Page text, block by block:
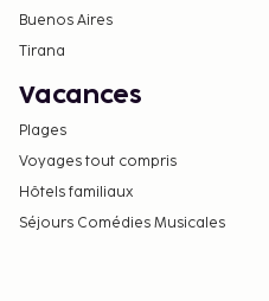
Buenos Aires
Tirana
Vacances
Plages
Voyages tout compris
Hôtels familiaux
Séjours Comédies Musicales